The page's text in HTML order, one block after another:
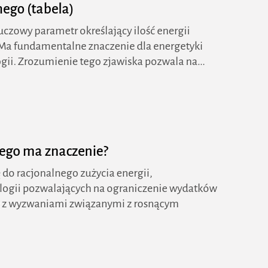
(tabela)
parametr określający ilość energii
fundamentalne znaczenie dla energetyki
Zrozumienie tego zjawiska pozwala na...
ma znaczenie?
racjonalnego zużycia energii,
pozwalających na ograniczenie wydatków
wyzwaniami związanymi z rosnącym